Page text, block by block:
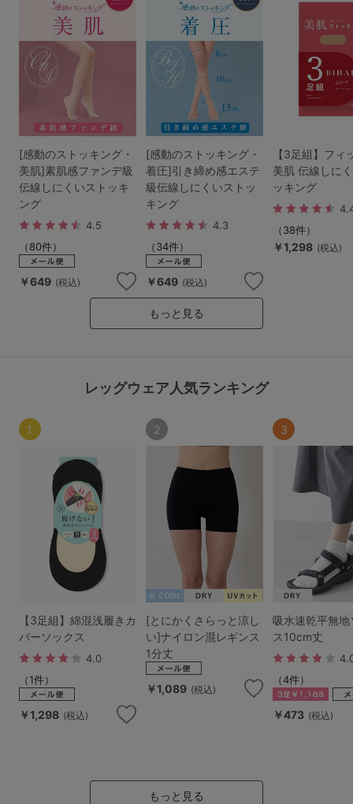
[感動のストッキング・
美肌]素肌感ファンデ級
伝線しにくいストッキ
ング
4.5
（80件）
￥649 (税込)
[感動のストッキング・
着圧]引き締め感エステ
級伝線しにくいストッ
キング
4.3
（34件）
￥649 (税込)
【3足組】フィ
美肌 伝線しに
ッキング
（38件）
￥1,298 (税込)
もっと見る
レッグウェア人気ランキング
1
【3足組】綿混浅履きカ
バーソックス
4.0
（1件）
￥1,298 (税込)
2
[とにかくさらっと涼し
い]ナイロン混レギンス
1分丈
￥1,089 (税込)
3
吸水速乾平無地
ス10cm丈
（4件）
￥473 (税込)
もっと見る